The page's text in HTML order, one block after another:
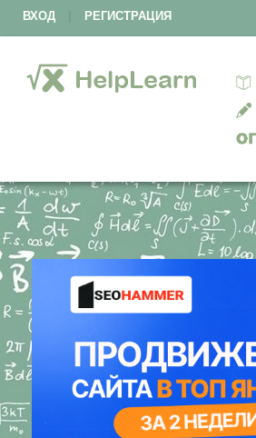
ВХОД РЕГИСТРАЦИЯ